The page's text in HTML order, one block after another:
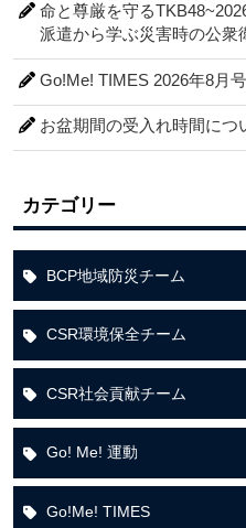
命と尊厳を守る
派遣から学ぶ災害時の公衆
Go!Me! TIMES 2026年8月号
お盆期間の受入れ時間につ
カテゴリー
BCP地域防災チーム
CSR環境保全チーム
CSR社会貢献チーム
Go! Me! 運動
Go!Me! TIMES